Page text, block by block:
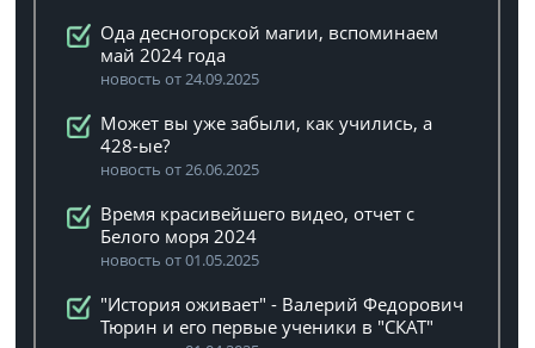
Ода десногорской магии, вспоминаем
май 2024 года
новость от 24.09.2025
Может вы уже забыли, как учились, а
428-ые?
новость от 26.06.2025
Время красивейшего видео, отчет с
Белого моря 2024
новость от 01.05.2025
"История оживает" - Валерий Федорович
Тюрин и его первые ученики в "СКАТ"